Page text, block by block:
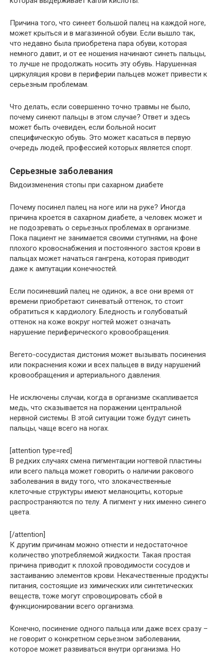
Причина того, что синеет большой палец на каждой ноге,
может крыться и в магазинной обуви. Если вышло так,
что недавно была приобретена пара обуви, которая
немного давит, и от ее ношения начинают синеть пальцы,
то лучше не продолжать носить эту обувь. Нарушенная
циркуляция крови в периферии пальцев может привести к
серьезным проблемам.
Что делать, если совершенно точно травмы не было,
почему синеют пальцы в этом случае? Ответ и здесь
может быть очевиден, если больной носит
специфическую обувь. Это может касаться в первую
очередь людей, профессией которых является спорт.
Серьезные заболевания
Видоизменения стопы при сахарном диабете
Почему посинел палец на ноге или на руке? Иногда
причина кроется в сахарном диабете, а человек может и
не подозревать о серьезных проблемах в организме.
Пока пациент не занимается своими ступнями, на фоне
плохого кровоснабжения и постоянного застоя крови в
пальцах может начаться гангрена, которая приводит
даже к ампутации конечностей.
Если посиневший палец не одинок, а все они время от
времени приобретают синеватый оттенок, то стоит
обратиться к кардиологу. Бледность и голубоватый
оттенок на коже вокруг ногтей может означать
нарушение периферического кровообращения.
Вегето-сосудистая дистония может вызывать посинения
или покраснения кожи и всех пальцев в виду нарушений
кровообращения и артериального давления.
Не исключены случаи, когда в организме скапливается
медь, что сказывается на поражении центральной
нервной системы. В этой ситуации тоже будут синеть
пальцы, чаще всего на ногах.
[attention type=red]
В редких случаях смена пигментации ногтевой пластины
или всего пальца может говорить о наличии ракового
заболевания в виду того, что злокачественные
клеточные структуры имеют меланоциты, которые
распространяются по телу. А пигмент у них именно синего
цвета.
[/attention]
К другим причинам можно отнести и недостаточное
количество употребляемой жидкости. Такая простая
причина приводит к плохой проводимости сосудов и
застаиванию элементов крови. Некачественные продукты
питания, состоящие из химических или синтетических
веществ, тоже могут спровоцировать сбой в
функционировании всего организма.
Конечно, посинение одного пальца или даже всех сразу –
не говорит о конкретном серьезном заболевании,
которое может развиваться внутри организма. Но